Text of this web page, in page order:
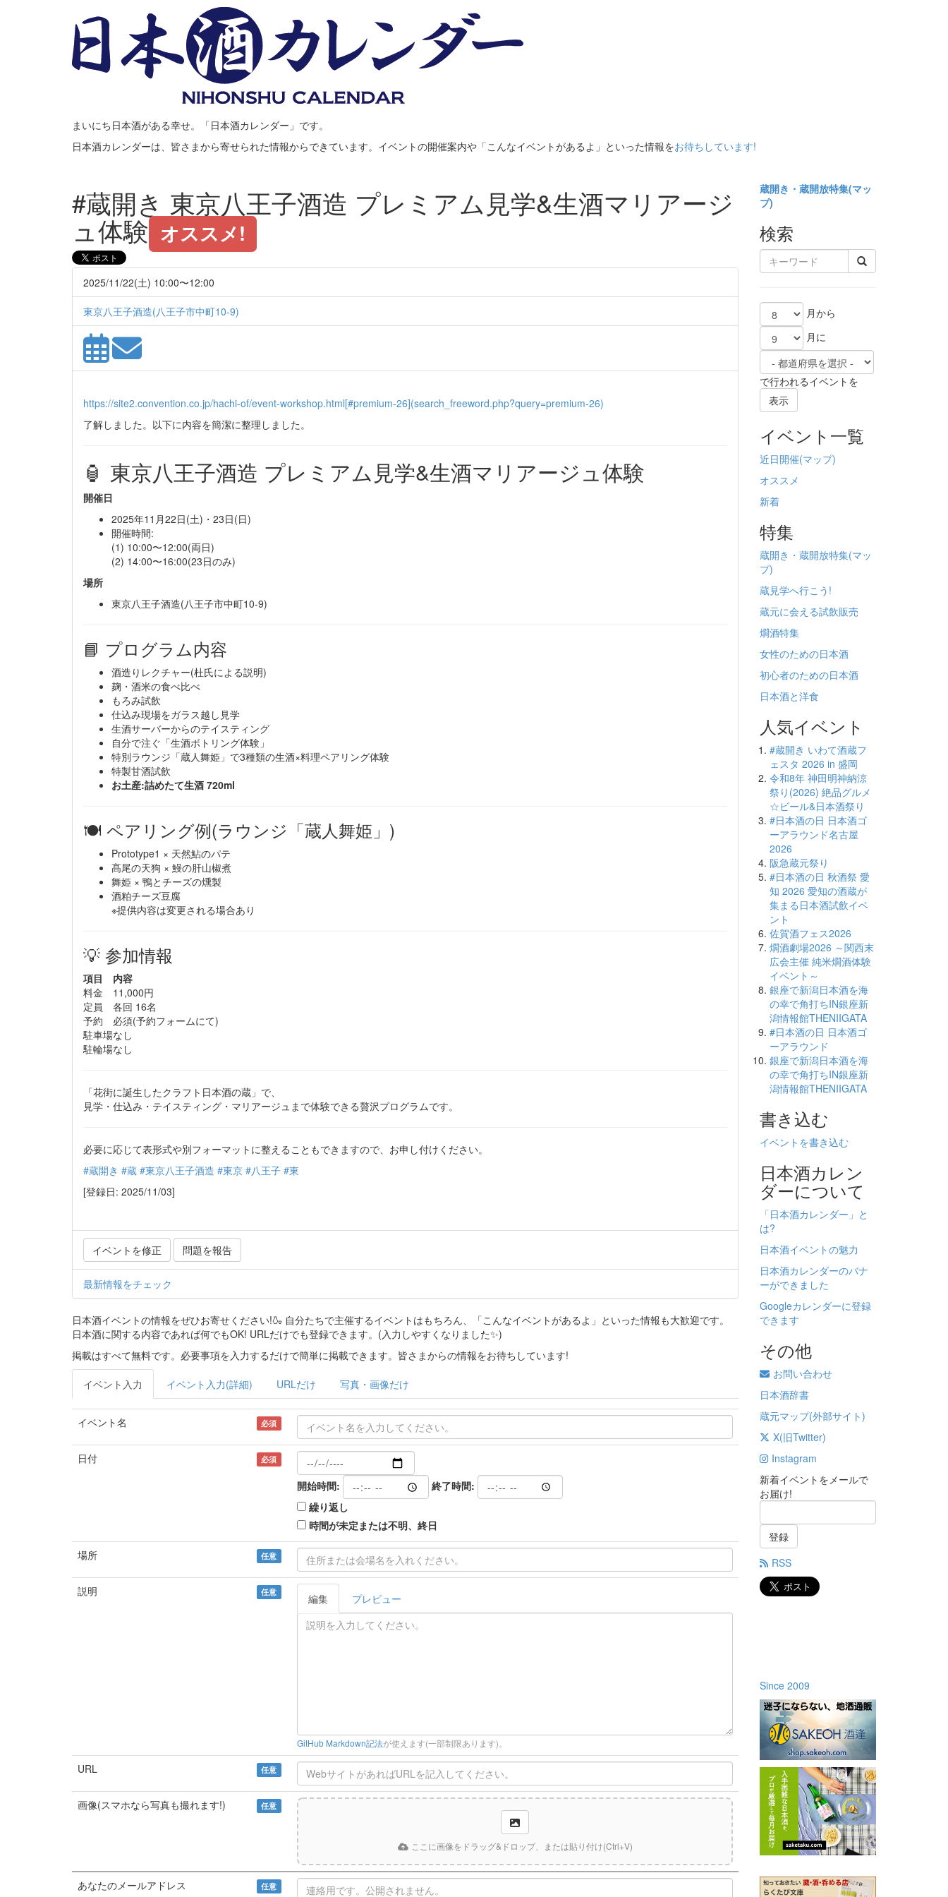
まいにち日本酒がある幸せ。「日本酒カレンダー」です。
日本酒カレンダーは、皆さまから寄せられた情報からできています。イベントの開催案内や「こんなイベントがあるよ」といった情報をお待ちしています!
#蔵開き 東京八王子酒造 プレミアム見学&生酒マリアージ
ュ体験 オススメ!
2025/11/22(土) 10:00〜12:00
東京八王子酒造(八王子市中町10-9)
https://site2.convention.co.jp/hachi-of/event-workshop.html[#premium-26](search_freeword.php?query=premium-26)
了解しました。以下に内容を簡潔に整理しました。
🏮 東京八王子酒造 プレミアム見学&生酒マリアージュ体験
開催日
2025年11月22日(土)・23日(日)
開催時間:
(1) 10:00〜12:00(両日)
(2) 14:00〜16:00(23日のみ)
場所
東京八王子酒造(八王子市中町10-9)
📘 プログラム内容
酒造りレクチャー(杜氏による説明)
麹・酒米の食べ比べ
もろみ試飲
仕込み現場をガラス越し見学
生酒サーバーからのテイスティング
自分で注ぐ「生酒ボトリング体験」
特別ラウンジ「蔵人舞姫」で3種類の生酒×料理ペアリング体験
特製甘酒試飲
お土産:詰めたて生酒 720ml
🍽️ ペアリング例(ラウンジ「蔵人舞姫」)
Prototype1 × 天然鮎のパテ
髙尾の天狗 × 鰻の肝山椒煮
舞姫 × 鴨とチーズの燻製
酒粕チーズ豆腐
※提供内容は変更される場合あり
💡 参加情報
項目
内容
料金
11,000円
定員
各回 16名
予約
必須(予約フォームにて)
駐車場なし
駐輪場なし
「花街に誕生したクラフト日本酒の蔵」で、
見学・仕込み・テイスティング・マリアージュまで体験できる贅沢プログラムです。
必要に応じて表形式や別フォーマットに整えることもできますので、お申し付けください。
#蔵開き #蔵 #東京八王子酒造 #東京 #八王子 #東
[登録日: 2025/11/03]
イベントを修正 問題を報告
最新情報をチェック
日本酒イベントの情報をぜひお寄せください!🍶 自分たちで主催するイベントはもちろん、「こんなイベントがあるよ」といった情報も大歓迎です。
日本酒に関する内容であれば何でもOK! URLだけでも登録できます。(入力しやすくなりました✨)
掲載はすべて無料です。必要事項を入力するだけで簡単に掲載できます。皆さまからの情報をお待ちしています!
イベント入力 イベント入力(詳細) URLだけ 写真・画像だけ
イベント名 必須
日付 必須
開始時間:
終了時間:
繰り返し
時間が未定または不明、終日
場所 任意
説明 任意 編集 プレビュー
GitHub Markdown記法が使えます(一部制限あります)。
URL 任意
画像(スマホなら写真も撮れます!) 任意
ここに画像をドラッグ&ドロップ、または貼り付け(Ctrl+V)
あなたのメールアドレス 任意
蔵開き・蔵開放特集(マッ
プ)
検索
月から
月に
で行われるイベントを
表示
イベント一覧
近日開催(マップ)
オススメ
新着
特集
蔵開き・蔵開放特集(マッ
プ)
蔵見学へ行こう!
蔵元に会える試飲販売
燗酒特集
女性のための日本酒
初心者のための日本酒
日本酒と洋食
人気イベント
#蔵開き いわて酒蔵フ
ェスタ 2026 in 盛岡
令和8年 神田明神納涼
祭り(2026) 絶品グルメ
☆ビール&日本酒祭り
#日本酒の日 日本酒ゴ
ーアラウンド名古屋
2026
阪急蔵元祭り
#日本酒の日 秋酒祭 愛
知 2026 愛知の酒蔵が
集まる日本酒試飲イベ
ント
佐賀酒フェス2026
燗酒劇場2026 ～関西末
広会主催 純米燗酒体験
イベント～
銀座で新潟日本酒を海
の幸で角打ちIN銀座新
潟情報館THENIIGATA
#日本酒の日 日本酒ゴ
ーアラウンド
銀座で新潟日本酒を海
の幸で角打ちIN銀座新
潟情報館THENIIGATA
書き込む
イベントを書き込む
日本酒カレン
ダーについて
「日本酒カレンダー」と
は?
日本酒イベントの魅力
日本酒カレンダーのバナ
ーができました
Googleカレンダーに登録
できます
その他
お問い合わせ
日本酒辞書
蔵元マップ(外部サイト)
X(旧Twitter)
Instagram
新着イベントをメールで
お届け!
登録
RSS
Since 2009